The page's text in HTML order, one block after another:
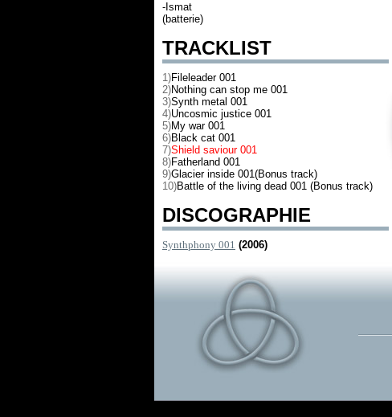
-Ismat
(batterie)
TRACKLIST
1)Fileleader 001
2)Nothing can stop me 001
3)Synth metal 001
4)Uncosmic justice 001
5)My war 001
6)Black cat 001
7)Shield saviour 001
8)Fatherland 001
9)Glacier inside 001(Bonus track)
10)Battle of the living dead 001 (Bonus track)
DISCOGRAPHIE
Synthphony 001 (2006)